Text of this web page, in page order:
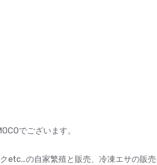
でございます。
etc…の自家繁殖と販売、冷凍エサの販売